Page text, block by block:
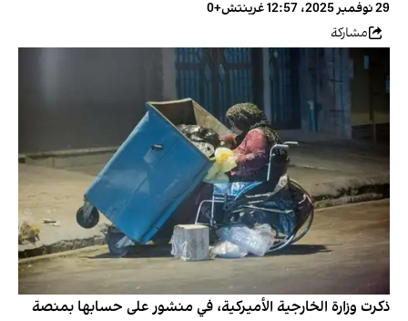
29 نوفمبر 2025، 12:57 غرينتش+0
مشاركة
ذكرت وزارة الخارجية الأميركية، في منشور على حسابها بمنصة